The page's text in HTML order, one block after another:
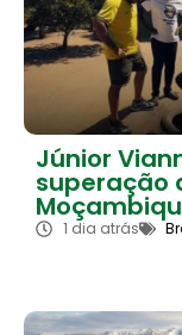
Júnior
superação
1 dia atrás